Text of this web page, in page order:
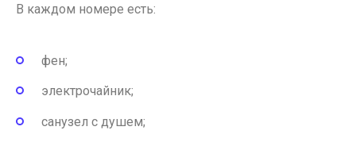
В каждом номере есть:
фен;
электрочайник;
санузел с душем;